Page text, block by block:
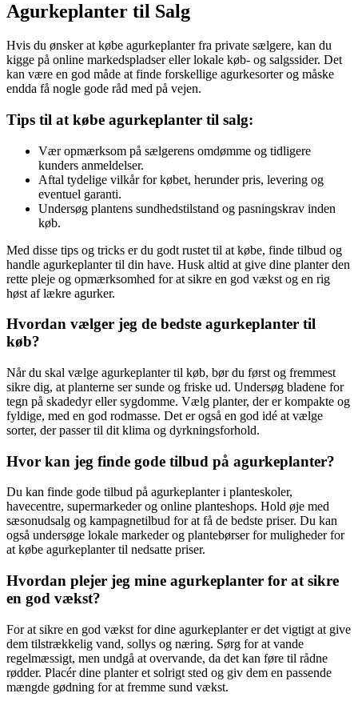
Agurkeplanter til Salg
Hvis du ønsker at købe agurkeplanter fra private sælgere, kan du
kigge på online markedspladser eller lokale køb- og salgssider. Det
kan være en god måde at finde forskellige agurkesorter og måske
endda få nogle gode råd med på vejen.
Tips til at købe agurkeplanter til salg:
Vær opmærksom på sælgerens omdømme og tidligere
kunders anmeldelser.
Aftal tydelige vilkår for købet, herunder pris, levering og
eventuel garanti.
Undersøg plantens sundhedstilstand og pasningskrav inden
køb.
Med disse tips og tricks er du godt rustet til at købe, finde tilbud og
handle agurkeplanter til din have. Husk altid at give dine planter den
rette pleje og opmærksomhed for at sikre en god vækst og en rig
høst af lækre agurker.
Hvordan vælger jeg de bedste agurkeplanter til
køb?
Når du skal vælge agurkeplanter til køb, bør du først og fremmest
sikre dig, at planterne ser sunde og friske ud. Undersøg bladene for
tegn på skadedyr eller sygdomme. Vælg planter, der er kompakte og
fyldige, med en god rodmasse. Det er også en god idé at vælge
sorter, der passer til dit klima og dyrkningsforhold.
Hvor kan jeg finde gode tilbud på agurkeplanter?
Du kan finde gode tilbud på agurkeplanter i planteskoler,
havecentre, supermarkeder og online planteshops. Hold øje med
sæsonudsalg og kampagnetilbud for at få de bedste priser. Du kan
også undersøge lokale markeder og plantebørser for muligheder for
at købe agurkeplanter til nedsatte priser.
Hvordan plejer jeg mine agurkeplanter for at sikre
en god vækst?
For at sikre en god vækst for dine agurkeplanter er det vigtigt at give
dem tilstrækkelig vand, sollys og næring. Sørg for at vande
regelmæssigt, men undgå at overvande, da det kan føre til rådne
rødder. Placér dine planter et solrigt sted og giv dem en passende
mængde gødning for at fremme sund vækst.